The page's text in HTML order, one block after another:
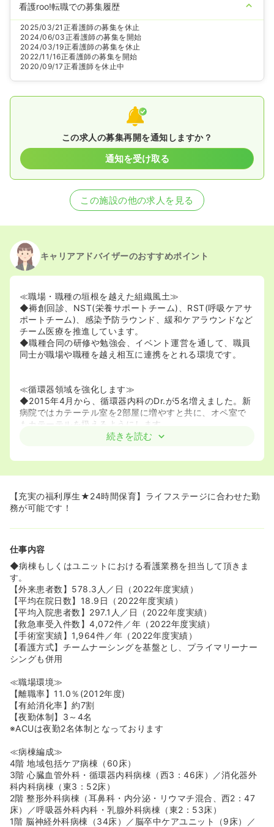
看護roo!転職での募集履歴
2025/03/21 正看護師の募集を休止
2024/06/03正看護師の募集を開始
2024/03/19正看護師の募集を休止
2022/11/16正看護師の募集を開始
2020/09/17正看護師を休止中
この求人の募集再開を通知しますか？
通知を受け取る
この施設の他の求人を見る
キャリアアドバイザーのおすすめポイント
≪職場・職種の垣根を越えた組織風土≫
◆褥創回診、NST(栄養サポートチーム)、RST(呼吸ケアサ
ポートチーム)、感染予防ラウンド、緩和ケアラウンドなど
チーム医療を推進しています。
◆職種合同の研修や勉強会、イベント運営を通して、職員
同士が職場や職種を越え相互に連携をとれる環境です。
≪循環器領域を強化します≫
◆2015年4月から、循環器内科のDr.が5名増えました。新
病院ではカテーテル室を2部屋に増やすと共に、オペ室で
もカテーテルを扱えるようにします。
◆専門看護師2名（がん看護｜精神看護）に加え、認定看
◆褥創の処置に関しては週1回認定ナースが各病棟をチェ
ックして回っています。院内の褥創発生率1.12％と低めで
◆2010年5月よりがん看護相談外来をスタート!!がん専門
◆2016年度から、認知症看護の認定看護師が加わる予定で
す。
≪職員が働きやすい環境づくり★休日、アフターファイブ
を満喫できる環境≫
◆最寄り駅「保土ヶ谷駅」は横浜駅の一駅隣り(電車3分)に
位置し、桜木町までは約10分、鎌倉までは約20分と風光明
媚な立地です。ショッピングにデートとプライベートも充
実♪
◆院内託児所と24時間保育、「ワークシェアリング制
い環境づくりを行っております。「2010年にっけい子育て
支援大賞」「第5回かながわ子ども・子育て支援大賞」を
受賞しております。
≪福利厚生が充実している病院です≫
会から医療費見舞金として支給されるため、自己負担はあ
りません。
◆契約している旅行代理店を利用することで、宿泊補助が
出ます。
◆スポーツクラブの補助費あり♪
続きを読む
【充実の福利厚生★24時間保育】ライフステージに合わせた勤
務が可能です！
仕事内容
◆病棟もしくはユニットにおける看護業務を担当して頂きま
す。
【外来患者数】578.3人／日（2022年度実績）
【平均在院日数】18.9日（2022年度実績）
【平均入院患者数】297.1人／日（2022年度実績）
【救急車受入件数】4,072件／年（2022年度実績）
【手術室実績】1,964件／年（2022年度実績）
【看護方式】チームナーシングを基盤とし、プライマリーナー
シングも併用
≪職場環境≫
【離職率】11.0％(2012年度)
【有給消化率】約7割
【夜勤体制】3～4名
※ACUは夜勤2名体制となっております
≪病棟編成≫
4階 地域包括ケア病棟（60床）
3階 心臓血管外科・循環器内科病棟（西3：46床）／消化器外
科内科病棟（東3：52床）
2階 整形外科病棟（耳鼻科・内分泌・リウマチ混合、西2：47
床）／呼吸器外科内科・乳腺外科病棟（東2：53床）
1階 脳神経外科病棟（34床）／脳卒中ケアユニット（9床）／